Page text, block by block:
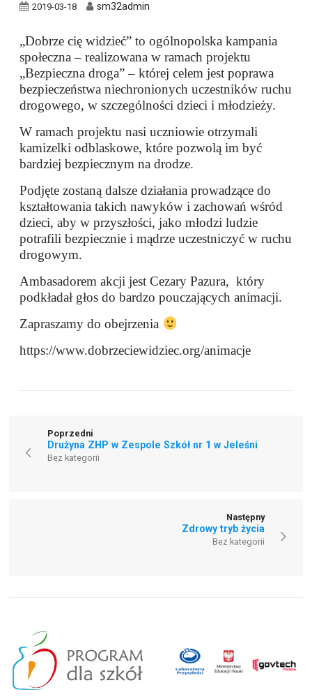
2019-03-18 sm32admin
„Dobrze cię widzieć” to ogólnopolska kampania
społeczna – realizowana w ramach projektu
„Bezpieczna droga” – której celem jest poprawa
bezpieczeństwa niechronionych uczestników ruchu
drogowego, w szczególności dzieci i młodzieży.
W ramach projektu nasi uczniowie otrzymali
kamizelki odblaskowe, które pozwolą im być
bardziej bezpiecznym na drodze.
Podjęte zostaną dalsze działania prowadzące do
kształtowania takich nawyków i zachowań wśród
dzieci, aby w przyszłości, jako młodzi ludzie
potrafili bezpiecznie i mądrze uczestniczyć w ruchu
drogowym.
Ambasadorem akcji jest Cezary Pazura, który
podkładał głos do bardzo pouczających animacji.
Zapraszamy do obejrzenia
https://www.dobrzeciewidziec.org/animacje
Poprzedni
Drużyna ZHP w Zespole Szkół nr 1 w Jeleśni
Bez kategorii
Następny
Zdrowy tryb życia
Bez kategorii